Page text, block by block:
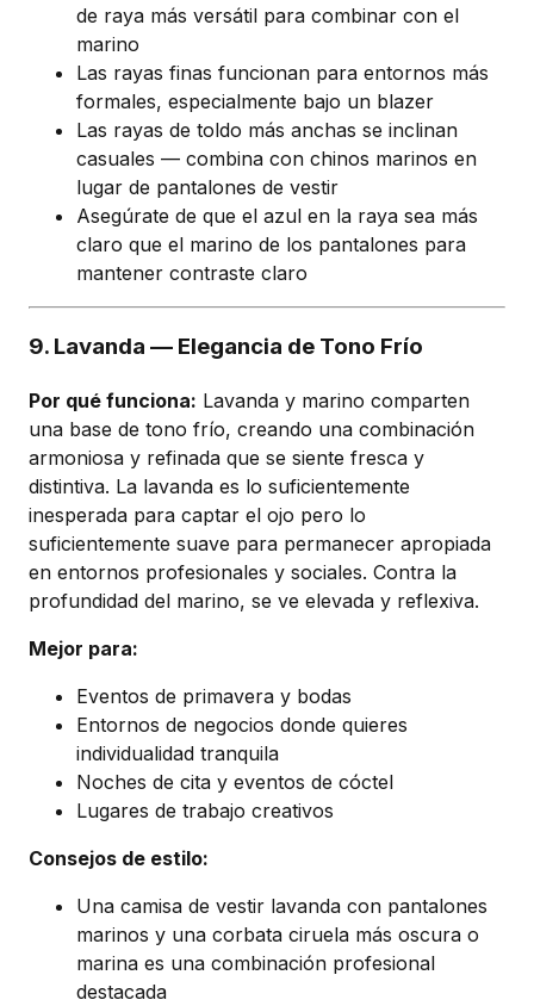
de raya más versátil para combinar con el
marino
Las rayas finas funcionan para entornos más
formales, especialmente bajo un blazer
Las rayas de toldo más anchas se inclinan
casuales — combina con chinos marinos en
lugar de pantalones de vestir
Asegúrate de que el azul en la raya sea más
claro que el marino de los pantalones para
mantener contraste claro
9. Lavanda — Elegancia de Tono Frío
Por qué funciona: Lavanda y marino comparten
una base de tono frío, creando una combinación
armoniosa y refinada que se siente fresca y
distintiva. La lavanda es lo suficientemente
inesperada para captar el ojo pero lo
suficientemente suave para permanecer apropiada
en entornos profesionales y sociales. Contra la
profundidad del marino, se ve elevada y reflexiva.
Mejor para:
Eventos de primavera y bodas
Entornos de negocios donde quieres
individualidad tranquila
Noches de cita y eventos de cóctel
Lugares de trabajo creativos
Consejos de estilo:
Una camisa de vestir lavanda con pantalones
marinos y una corbata ciruela más oscura o
marina es una combinación profesional
destacada